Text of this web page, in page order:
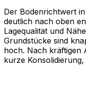
Der Bodenrichtwert
deutlich nach oben
Lagequalität und
Grundstücke sind
hoch. Nach kräftigen
kurze